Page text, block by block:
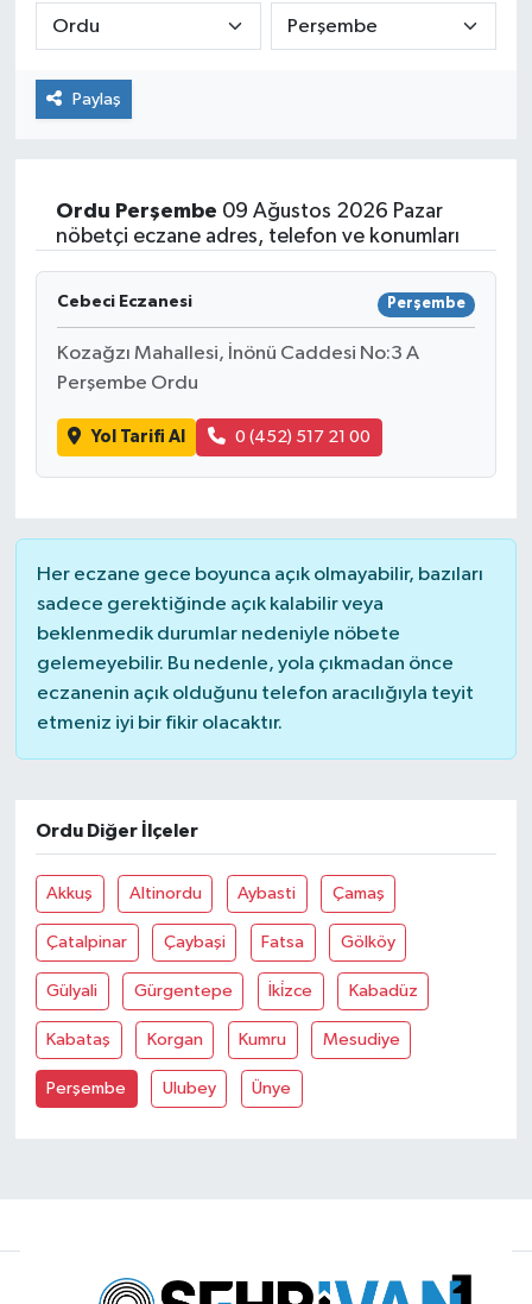
Paylaş
Ordu Perşembe 09 Ağustos 2026 Pazar
nöbetçi eczane adres, telefon ve konumları
Cebeci Eczanesi Perşembe
Kozağzı Mahallesi, İnönü Caddesi No:3 A
Perşembe Ordu
Yol Tarifi Al 0 (452) 517 21 00
Her eczane gece boyunca açık olmayabilir, bazıları
sadece gerektiğinde açık kalabilir veya
beklenmedik durumlar nedeniyle nöbete
gelemeyebilir. Bu nedenle, yola çıkmadan önce
eczanenin açık olduğunu telefon aracılığıyla teyit
etmeniz iyi bir fikir olacaktır.
Ordu Diğer İlçeler
Akkuş Altinordu Aybasti Çamaş
Çatalpinar Çaybaşi Fatsa Gölköy
Gülyali Gürgentepe İki̇zce Kabadüz
Kabataş Korgan Kumru Mesudiye
Perşembe Ulubey Ünye